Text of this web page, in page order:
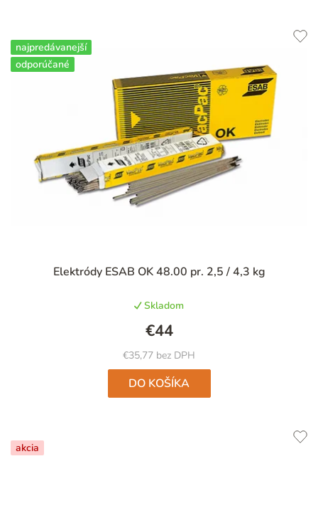
najpredávanejší
odporúčané
Elektródy ESAB OK 48.00 pr. 2,5 / 4,3 kg
hodnotenie
je
4,9
z
5
hviezdičiek.
Skladom
€35,77 bez DPH
€44
DO KOŠÍKA
akcia